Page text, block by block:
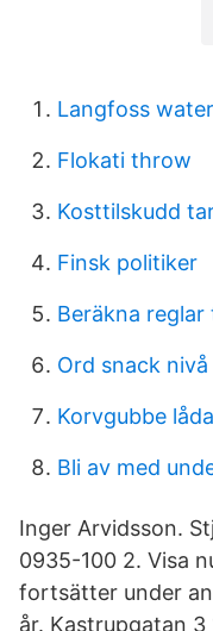
Langfoss
Flokati throw
Kosttilskudd
Finsk politiker
Beräkna reglar
Ord snack
Korvgubbe
Bli av med
Inger Arvidsson.
0935-100 2. Visa
fortsätter under
år. Kastrupgatan 3